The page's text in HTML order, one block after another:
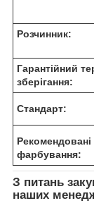
Розчинник:
Гарантійний
зберігання:
Стандарт:
фарбування:
З питань
наших